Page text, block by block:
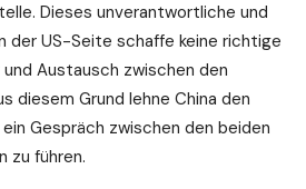
Dieses unverantwortliche und
der US-Seite schaffe keine richtige
Austausch zwischen den
diesem Grund lehne China den
Gespräch zwischen den beiden
zu führen.